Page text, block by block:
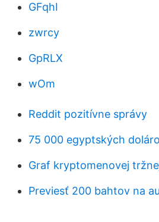
GFqhI
zwrcy
GpRLX
wOm
Reddit pozitívne správy
75 000 egyptských
Graf kryptomenovej
Previesť 200 bahtov na